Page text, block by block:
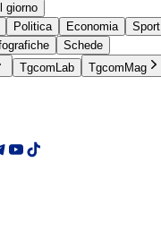
giorno
Politica Economia Sport
Schede
TgcomLab TgcomMag